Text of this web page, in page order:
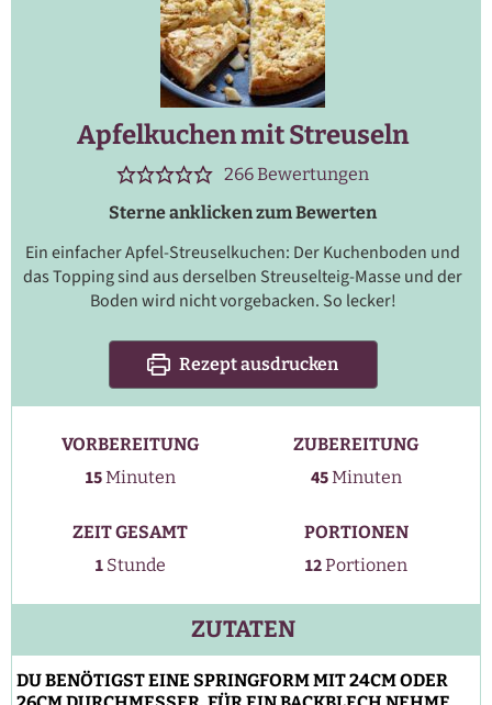
Apfelkuchen mit Streuseln
266Bewertungen
Sterne anklicken zum Bewerten
Ein einfacher Apfel-Streuselkuchen: Der Kuchenboden und
das Topping sind aus derselben Streuselteig-Masse und der
Boden wird nicht vorgebacken. So lecker!
Rezept ausdrucken
VORBEREITUNG
15Minuten
Minuten
ZUBEREITUNG
45Minuten
Minuten
ZEIT GESAMT
1 Stunde
Stunde
PORTIONEN
12Portionen
ZUTATEN
DU BENÖTIGST EINE SPRINGFORM MIT 24CM ODER